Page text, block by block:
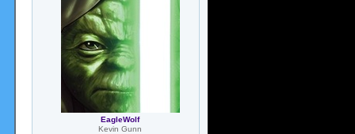
EagleWolf
Kevin Gunn